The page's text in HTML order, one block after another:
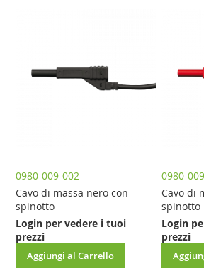
0980-009-002
Cavo di massa nero con
spinotto
Login per vedere i tuoi
prezzi
Aggiungi al Carrello
0980-
Cavo di
spinotto
Login
prezzi